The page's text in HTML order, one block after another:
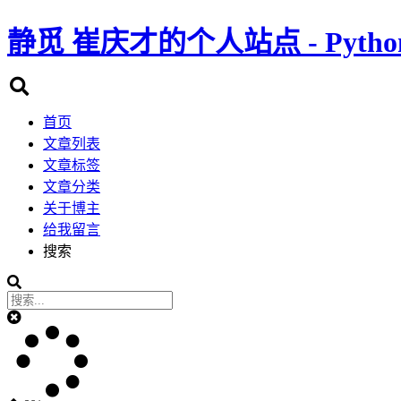
静觅 崔庆才的个人站点 -
首页
文章列表
文章标签
文章分类
关于博主
给我留言
搜索